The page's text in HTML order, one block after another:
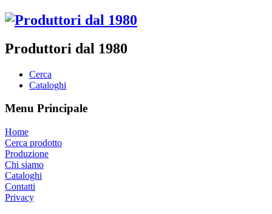
Produttori dal 1980
Cerca
Cataloghi
Menu Principale
Home
Cerca prodotto
Produzione
Chi siamo
Cataloghi
Contatti
Privacy